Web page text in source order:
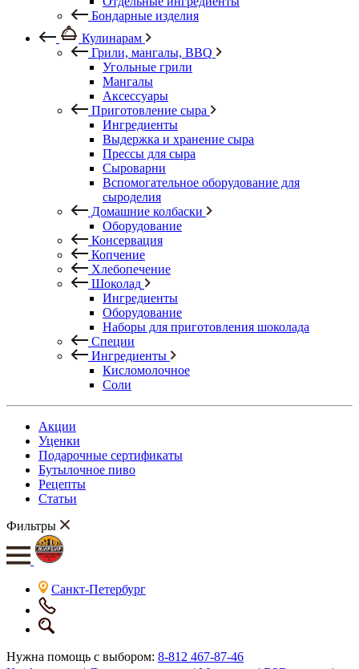
Бондарные изделия
Кулинарам
Грили, мангалы, BBQ
Угольные грили
Мангалы
Аксессуары
Приготовление сыра
Ингредиенты
Выдержка и хранение сыра
Прессы для сыра
Сыроварни
Вспомогательное оборудование для
сыроделия
Домашние колбаски
Оборудование
Консервация
Копчение
Хлебопечение
Шоколад
Ингредиенты
Оборудование
Наборы для приготовления шоколада
Специи
Ингредиенты
Кисломолочное
Соли
Акции
Уценки
Подарочные сертификаты
Бутылочное пиво
Рецепты
Статьи
Фильтры
Санкт-Петербург
Нужна помощь с выбором: 8-812 467-87-46